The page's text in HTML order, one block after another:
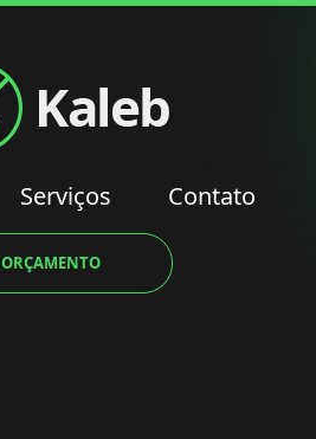
Serviços Contato
ORÇAMENTO